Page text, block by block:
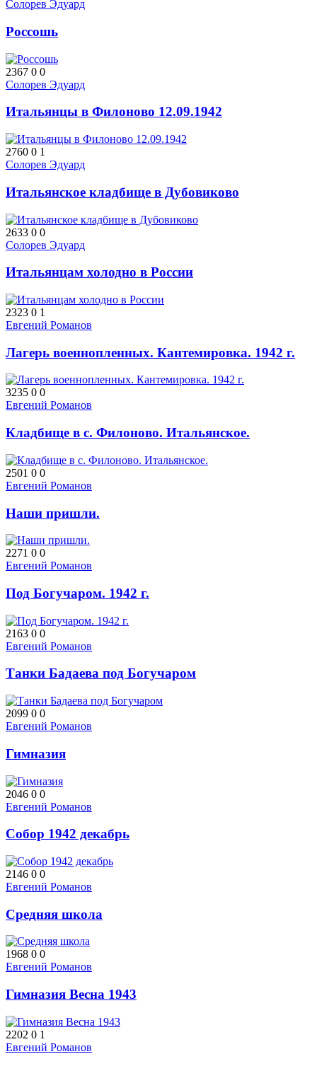
Солорев Эдуард
Россошь
2367 0 0
Солорев Эдуард
Итальянцы в Филоново 12.09.1942
2760 0 1
Солорев Эдуард
Итальянское кладбище в Дубовиково
2633 0 0
Солорев Эдуард
Итальянцам холодно в России
2323 0 1
Евгений Романов
Лагерь военнопленных. Кантемировка. 1942 г.
3235 0 0
Евгений Романов
Кладбище в с. Филоново. Итальянское.
2501 0 0
Евгений Романов
Наши пришли.
2271 0 0
Евгений Романов
Под Богучаром. 1942 г.
2163 0 0
Евгений Романов
Танки Бадаева под Богучаром
2099 0 0
Евгений Романов
Гимназия
2046 0 0
Евгений Романов
Собор 1942 декабрь
2146 0 0
Евгений Романов
Средняя школа
1968 0 0
Евгений Романов
Гимназия Весна 1943
2202 0 1
Евгений Романов